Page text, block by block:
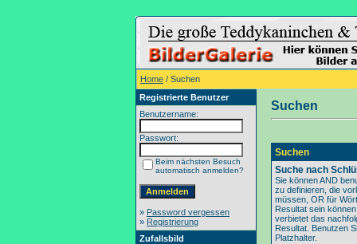
Home / Suchen
Registrierte Benutzer
Benutzername:
Passwort:
Beim nächsten Besuch
automatisch anmelden?
» Password vergessen
» Registrierung
Zufallsbild
Suchen
Suchen
Suche nach
Sie können AND
zu definieren, die
müssen, OR für
Resultat sein
verbietet das
Resultat. Benutzen
Platzhalter.